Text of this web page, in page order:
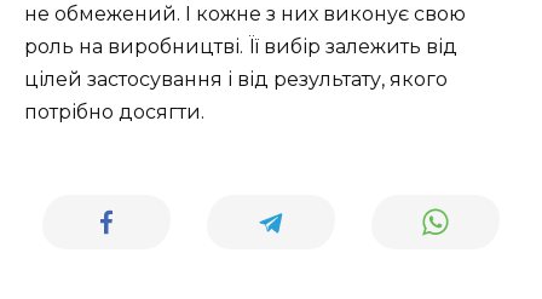
не обмежений. І кожне з них виконує свою
роль на виробництві. Її вибір залежить від
цілей застосування і від результату, якого
потрібно досягти.